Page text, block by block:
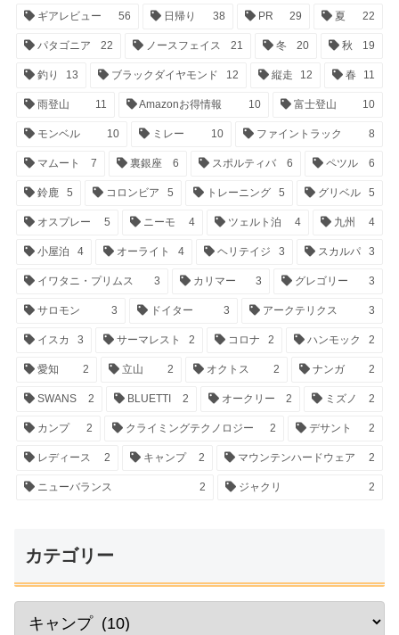
ギアレビュー 56 日帰り 38 PR 29 夏 22
パタゴニア 22 ノースフェイス 21 冬 20 秋 19
釣り 13 ブラックダイヤモンド 12 縦走 12 春 11
雨登山 11 Amazonお得情報 10 富士登山 10
モンベル 10 ミレー 10 ファイントラック 8
マムート 7 裏銀座 6 スポルティバ 6 ペツル 6
鈴鹿 5 コロンビア 5 トレーニング 5 グリベル 5
オスプレー 5 ニーモ 4 ツェルト泊 4 九州 4
小屋泊 4 オーライト 4 ヘリテイジ 3 スカルパ 3
イワタニ・プリムス 3 カリマー 3 グレゴリー 3
サロモン 3 ドイター 3 アークテリクス 3
イスカ 3 サーマレスト 2 コロナ 2 ハンモック 2
愛知 2 立山 2 オクトス 2 ナンガ 2
SWANS 2 BLUETTI 2 オークリー 2 ミズノ 2
カンプ 2 クライミングテクノロジー 2 デサント 2
レディース 2 キャンプ 2 マウンテンハードウェア 2
ニューバランス 2 ジャクリ 2
カテゴリー